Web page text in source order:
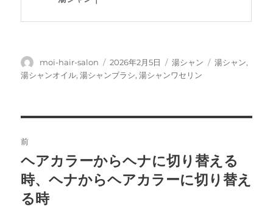
投
稿
moi-hair-salon
投
稿
2026年2月5日
カ
テ
湯シャン
タ
湯シャン,
湯シャンオイル,湯シャンブラシ,湯シャンワセリン
稿
ナ
ビ
前
前
の
投
ヘアカラーからヘナに切り替える
時、ヘナからヘアカラーに切り替え
る時